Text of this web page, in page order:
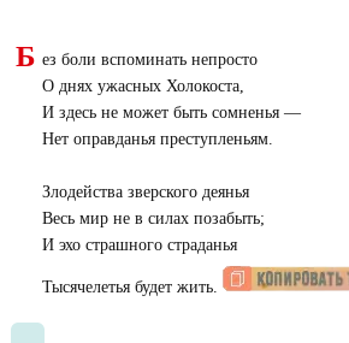
Б ез боли вспоминать непросто
О днях ужасных Холокоста,
И здесь не может быть сомненья —
Нет оправданья преступленьям.
Злодейства зверского деянья
Весь мир не в силах позабыть;
И эхо страшного страданья
Тысячелетья будет жить.